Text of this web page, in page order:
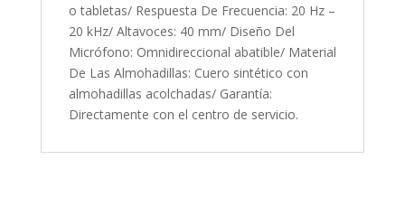
o tabletas/ Respuesta De Frecuencia: 20 Hz –
20 kHz/ Altavoces: 40 mm/ Diseño Del
Micrófono: Omnidireccional abatible/ Material
De Las Almohadillas: Cuero sintético con
almohadillas acolchadas/ Garantía:
Directamente con el centro de servicio.